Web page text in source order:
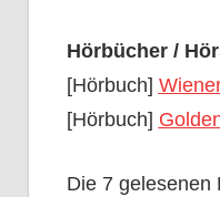
Hörbücher /
[Hörbuch]
[Hörbuch]
Die 7 gelesenen